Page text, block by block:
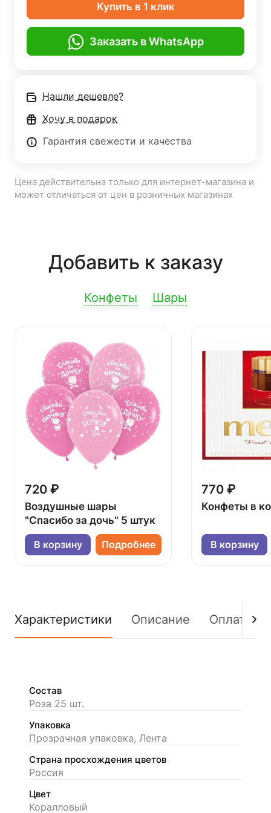
Купить в 1 клик
Заказать в WhatsApp
Нашли дешевле?
Хочу в подарок
Гарантия свежести и качества
Цена действительна только для интернет-магазина и
может отличаться от цен в розничных магазинах
Добавить к заказу
Конфеты Шары
720 ₽
Воздушные шары
"Спасибо за дочь" 5 штук
В корзину Подробнее
770 ₽
Конфеты в
В корзину
Характеристики Описание Оплата
Состав
Роза 25 шт.
Упаковка
Прозрачная упаковка, Лента
Страна просхождения цветов
Россия
Цвет
Коралловый